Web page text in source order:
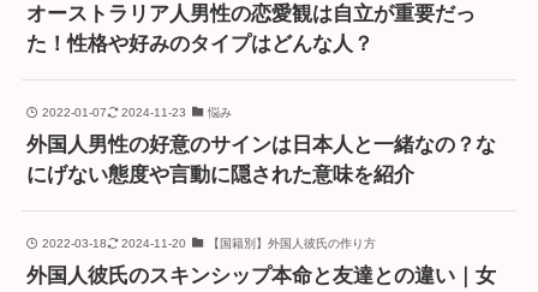
オーストラリア人男性の恋愛観は自立が重要だっ
た！性格や好みのタイプはどんな人？
2022-01-07 2024-11-23 悩み
外国人男性の好意のサインは日本人と一緒なの？な
にげない態度や言動に隠された意味を紹介
2022-03-18 2024-11-20 【国籍別】外国人彼氏の作り方
外国人彼氏のスキンシップ本命と友達との違い｜女